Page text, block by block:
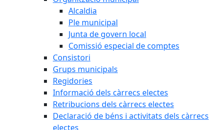
Alcaldia
Ple municipal
Junta de govern local
Comissió especial de comptes
Consistori
Grups municipals
Regidories
Informació dels càrrecs electes
Retribucions dels càrrecs electes
Declaració de béns i activitats dels càrrecs
electes